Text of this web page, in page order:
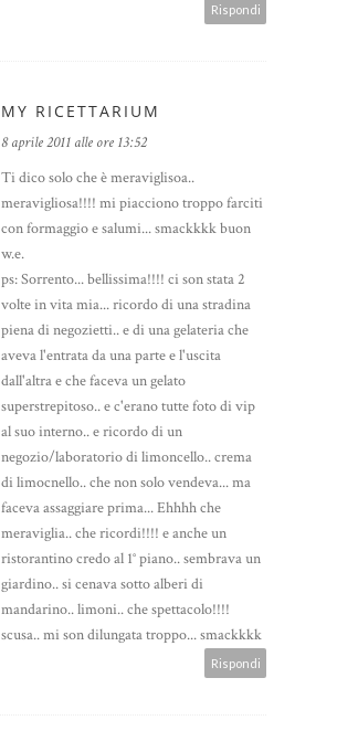
Rispondi
MY RICETTARIUM
8 aprile 2011 alle ore 13:52
Ti dico solo che è meraviglisoa..
meravigliosa!!!! mi piacciono troppo farciti
con formaggio e salumi... smackkkk buon
w.e.
ps: Sorrento... bellissima!!!! ci son stata 2
volte in vita mia... ricordo di una stradina
piena di negozietti.. e di una gelateria che
aveva l'entrata da una parte e l'uscita
dall'altra e che faceva un gelato
superstrepitoso.. e c'erano tutte foto di vip
al suo interno.. e ricordo di un
negozio/laboratorio di limoncello.. crema
di limocnello.. che non solo vendeva... ma
faceva assaggiare prima... Ehhhh che
meraviglia.. che ricordi!!!! e anche un
ristorantino credo al 1° piano.. sembrava un
giardino.. si cenava sotto alberi di
mandarino.. limoni.. che spettacolo!!!!
scusa.. mi son dilungata troppo... smackkkk
Rispondi